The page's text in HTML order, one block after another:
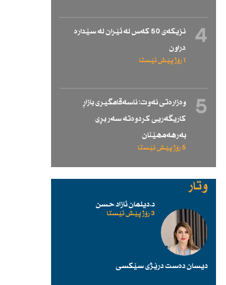
4
نزیكەی 50 كەس لە ئێران لە سێدارە
دراون
1 رۆژ پێش ئێستا
5
وەزارەتی نەوت: ناسەقامگیری بازاڕ
كاریگەریی كردوەتە سەر بڕی
بەرهەمهێنان
5 رۆژ پێش ئێستا
وتار
د.دیلمان ئازاد حسن
3 رۆژ پێش ئێستا
دیسان دەست درێژی سێكسی